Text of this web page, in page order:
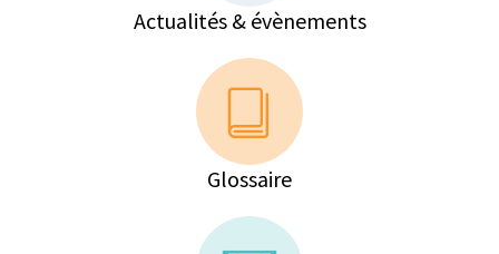
Actualités & évènements
Glossaire